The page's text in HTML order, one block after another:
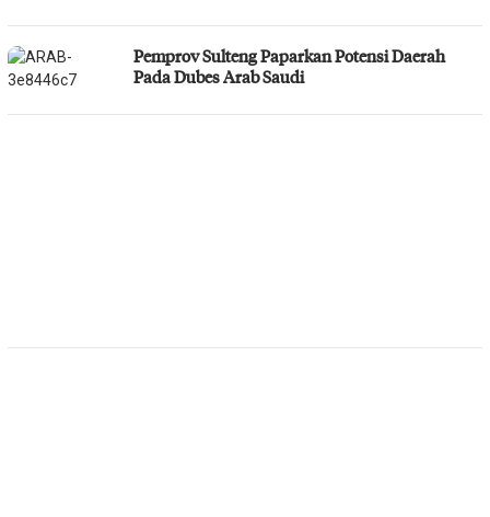
Pemprov Sulteng Paparkan Potensi Daerah
Pada Dubes Arab Saudi